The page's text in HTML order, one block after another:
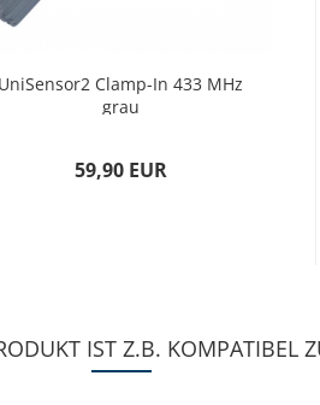
UniSensor2 Clamp-In 433 MHz
grau
59,90 EUR
IST Z.B. KOMPATIBEL